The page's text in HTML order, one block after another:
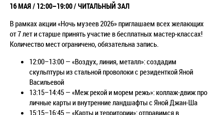
16 МАЯ / 12:00–19:00 / ЧИТАЛЬНЫЙ ЗАЛ
В рамках акции «Ночь музеев 2026» приглашаем всех желающих
от 7 лет и старше принять участие в бесплатных мастер-классах!
Количество мест ограничено, обязательна запись.
12:00–13:00 — «Воздух, линия, металл»: создадим
скульптуры из стальной проволоки с резиденткой Яной
Васильевой
13:15–14:45 — «Меж рекой и морем режь»: коллаж-движ про
личные карты и внутренние ландшафты с Яной Джан-Ша
15:15–16:45 — «Карты и территории»: отправимся в